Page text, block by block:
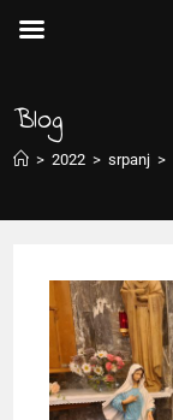
Blog
> 2022 > srpanj >